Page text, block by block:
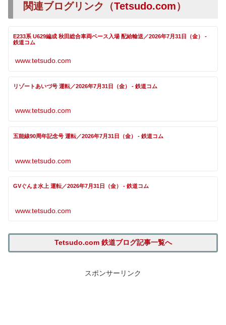
関連ブログリンク（Tetsudo.com）
E233系 U629編成 秋田総合車両ベース入場 配給輸送／2026年7月31日（金） -
鉄道コム
www.tetsudo.com
リゾートあいづ号 運転／2026年7月31日（金） - 鉄道コム
www.tetsudo.com
五能線90周年記念号 運転／2026年7月31日（金） - 鉄道コム
www.tetsudo.com
GVぐんま水上 運転／2026年7月31日（金） - 鉄道コム
www.tetsudo.com
Tetsudo.com 鉄道ブログ記事一覧へ
スポンサーリンク